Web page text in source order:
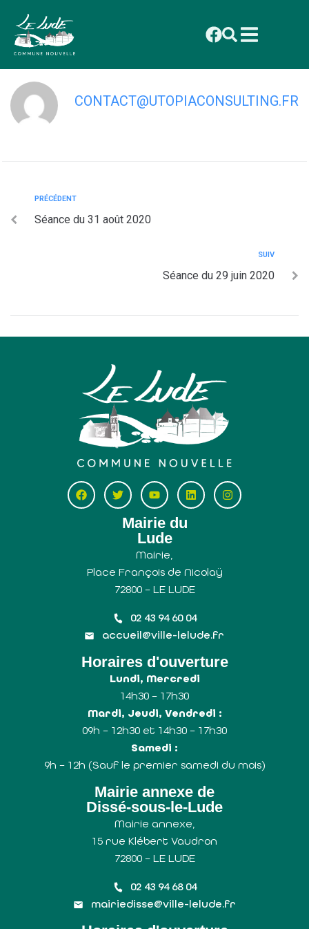
principal
Séance du 10 juillet 2020
CONTACT@UTOPIACONSULTING.FR
PRÉCÉDENT
Séance du 31 août 2020
SUIV
Séance du 29 juin 2020
Mairie du
Lude
Mairie,
Place François de Nicolaÿ
72800 – LE LUDE
02 43 94 60 04
accueil@ville-lelude.fr
Horaires d'ouverture
Lundi, Mercredi
14h30 – 17h30
Mardi, Jeudi, Vendredi :
09h – 12h30 et 14h30 – 17h30
Samedi :
9h – 12h (Sauf le premier samedi du mois)
Mairie annexe de
Dissé-sous-le-Lude
Mairie annexe,
15 rue Klébert Vaudron
72800 – LE LUDE
02 43 94 68 04
mairiedisse@ville-lelude.fr